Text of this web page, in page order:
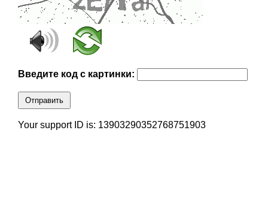
Введите код с картинки:
Отправить
Your support ID is: 13903290352768751903